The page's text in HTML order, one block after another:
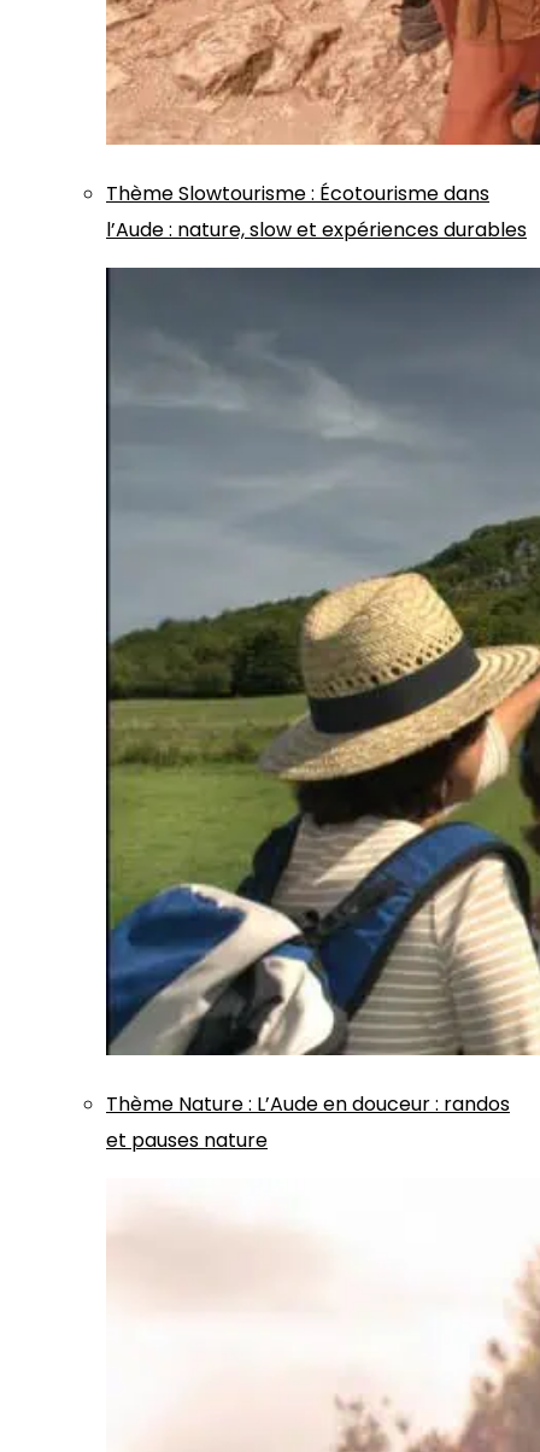
ThèmeSlowtourisme: Écotourisme dans
l’Aude : nature, slow et expériences durables
Thème Nature: L’Aude en douceur : randos
et pauses nature